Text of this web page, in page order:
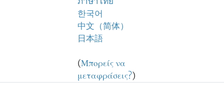
한국어
中文（简体）
日本語
(Μπορείς να
μεταφράσεις?)